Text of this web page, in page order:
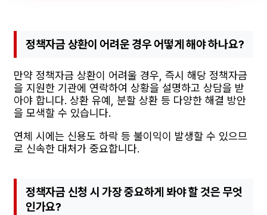
정책자금 상환이 어려운 경우 어떻게 해야 하나요?
만약 정책자금 상환이 어려울 경우, 즉시 해당 정책자금
을 지원한 기관에 연락하여 상황을 설명하고 상담을 받
아야 합니다. 상환 유예, 분할 상환 등 다양한 해결 방안
을 모색할 수 있습니다.
연체 시에는 신용도 하락 등 불이익이 발생할 수 있으므
로 신속한 대처가 중요합니다.
정책자금 신청 시 가장 중요하게 봐야 할 것은 무엇
인가요?